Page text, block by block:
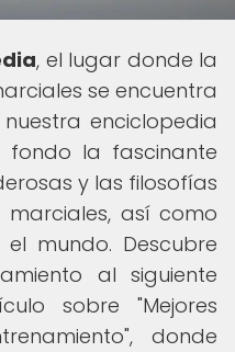
, el lugar donde la
se encuentra
enciclopedia
fondo la fascinante
y las filosofías
así como
mundo. Descubre
al siguiente
sobre "Mejores
donde